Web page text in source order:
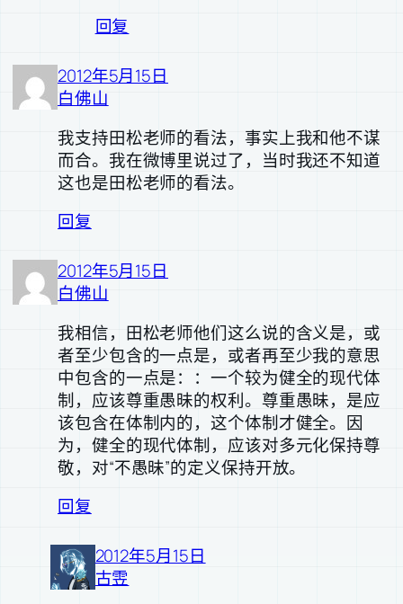
回复
2012年5月15日
白佛山
我支持田松老师的看法，事实上我和他不谋
而合。我在微博里说过了，当时我还不知道
这也是田松老师的看法。
回复
2012年5月15日
白佛山
我相信，田松老师他们这么说的含义是，或
者至少包含的一点是，或者再至少我的意思
中包含的一点是：：一个较为健全的现代体
制，应该尊重愚昧的权利。尊重愚昧，是应
该包含在体制内的，这个体制才健全。因
为，健全的现代体制，应该对多元化保持尊
敬，对“不愚昧”的定义保持开放。
回复
2012年5月15日
古雴